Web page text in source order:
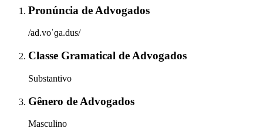
Pronúncia de Advogados
/ad.voˈɡa.dus/
Classe Gramatical de Advogados
Substantivo
Gênero de Advogados
Masculino